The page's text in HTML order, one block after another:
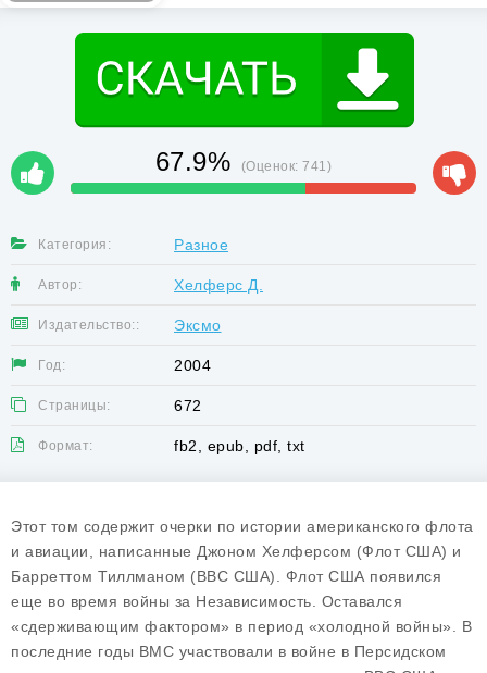
67.9% (Оценок:741)
Категория: Разное
Автор: Хелферс Д.
Издательство:: Эксмо
Год: 2004
Страницы: 672
Формат: fb2, epub, pdf, txt
Этот том содержит очерки по истории американского флота
и авиации, написанные Джоном Хелферсом (Флот США) и
Барреттом Тиллманом (ВВС США). Флот США появился
еще во время войны за Независимость. Оставался
«сдерживающим фактором» в период «холодной войны». В
последние годы ВМС участвовали в войне в Персидском